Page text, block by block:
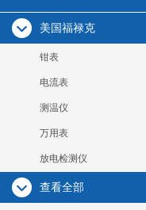
美国福禄克
钳表
电流表
测温仪
万用表
放电检测仪
查看全部